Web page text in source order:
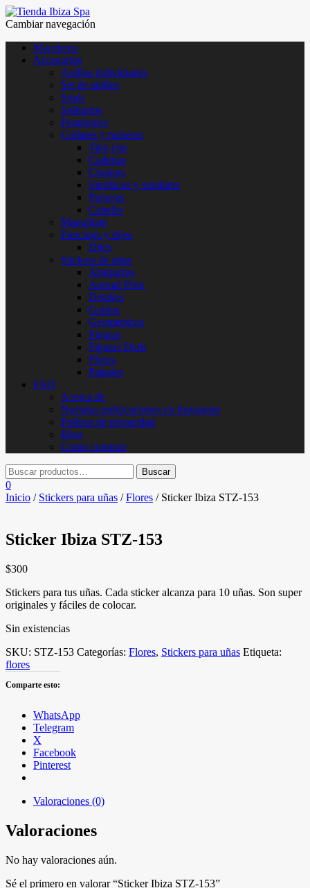
Cambiar navegación
Maceteros
Accesorios
Anillos individuales
Set de anillos
Studs
Solitarios
Pendientes
Collares y pulseras
Tipo clip
Cadenas
Chokers
Sintéticos y similares
Pulseras
Cabello
Maquillaje
Piercings y dijes
Dijes
Stickers de uñas
Abstractos
Animal Print
Detalles
Gatitos
Geometricos
Figuras
Figuras Dark
Flores
Paisajes
FAQ
Acerca de
Nuestras publicaciones en Instagram
Politica de privacidad
Blog
Como comprar
0
Inicio / Stickers para uñas /Flores / Sticker Ibiza STZ-153
Sticker Ibiza STZ-153
$300
Stickers para tus uñas. Cada sticker alcanza para 10 uñas. Son super
originales y fáciles de colocar.
Sin existencias
SKU: STZ-153 Categorías: Flores, Stickers para uñas Etiqueta:
flores
Comparte esto:
WhatsApp
Telegram
X
Facebook
Pinterest
Valoraciones (0)
Valoraciones
No hay valoraciones aún.
Sé el primero en valorar “Sticker Ibiza STZ-153”